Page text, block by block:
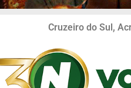
Cruzeiro do Sul,